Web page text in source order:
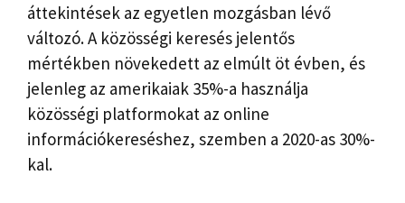
áttekintések az egyetlen mozgásban lévő
változó. A közösségi keresés jelentős
mértékben növekedett az elmúlt öt évben, és
jelenleg az amerikaiak 35%-a használja
közösségi platformokat az online
információkereséshez, szemben a 2020-as 30%-
kal.